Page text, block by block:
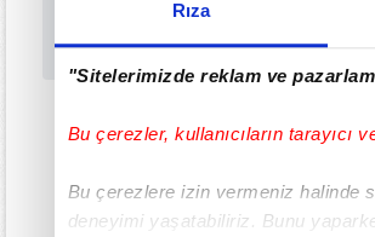
Rıza
"Sitelerimizde reklam ve
Bu çerezler, kullanıcıların tarayıcı
Bu çerezlere izin vermeniz halinde
deneyimi yaşatabiliriz. Bunu